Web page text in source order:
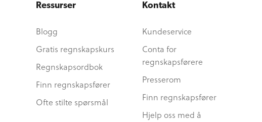
Ressurser
Blogg
Gratis regnskapskurs
Regnskapsordbok
Finn regnskapsfører
Ofte stilte spørsmål
Kontakt
Kundeservice
Conta for
regnskapsførere
Presserom
Finn regnskapsfører
Hjelp oss med å